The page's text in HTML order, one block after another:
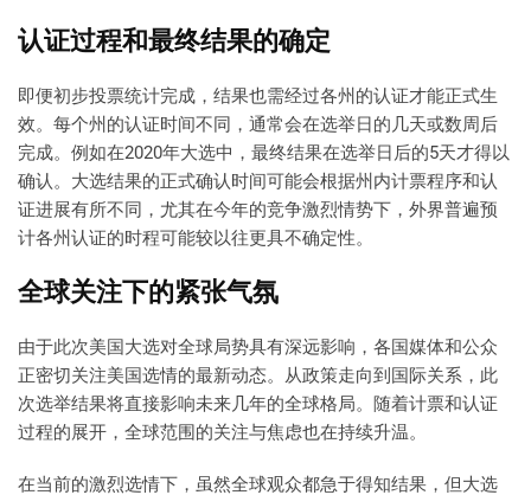
认证过程和最终结果的确定
即便初步投票统计完成，结果也需经过各州的认证才能正式生
效。每个州的认证时间不同，通常会在选举日的几天或数周后
完成。例如在2020年大选中，最终结果在选举日后的5天才得以
确认。大选结果的正式确认时间可能会根据州内计票程序和认
证进展有所不同，尤其在今年的竞争激烈情势下，外界普遍预
计各州认证的时程可能较以往更具不确定性。
全球关注下的紧张气氛
由于此次美国大选对全球局势具有深远影响，各国媒体和公众
正密切关注美国选情的最新动态。从政策走向到国际关系，此
次选举结果将直接影响未来几年的全球格局。随着计票和认证
过程的展开，全球范围的关注与焦虑也在持续升温。
在当前的激烈选情下，虽然全球观众都急于得知结果，但大选